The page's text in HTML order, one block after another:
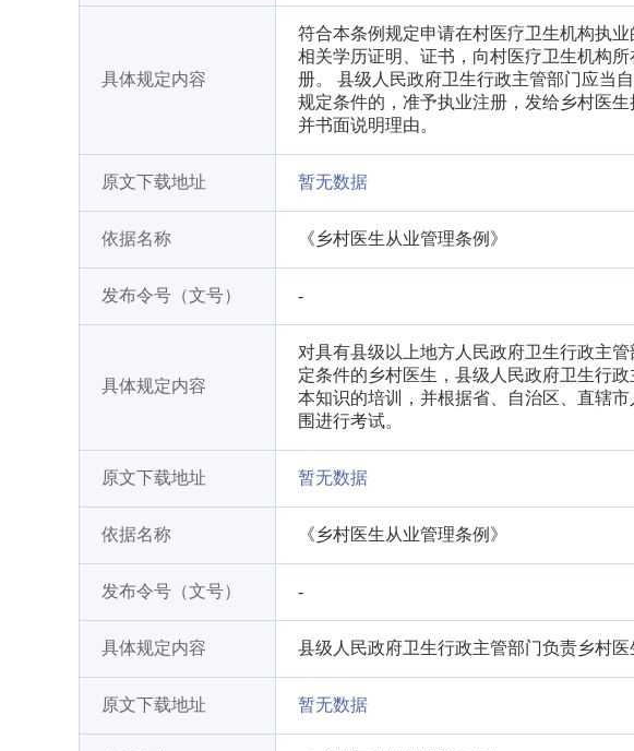
具体规定内容
符合本条例规定申请在村医疗卫生机构执
相关学历证明、证书，向村医疗卫生机构
册。 县级人民政府卫生行政主管部门应当
规定条件的，准予执业注册，发给乡村医
并书面说明理由。
原文下载地址 暂无数据
依据名称 《乡村医生从业管理条例》
发布令号（文号） -
具体规定内容
对具有县级以上地方人民政府卫生行政主
定条件的乡村医生，县级人民政府卫生行
本知识的培训，并根据省、自治区、直辖
围进行考试。
原文下载地址 暂无数据
依据名称 《乡村医生从业管理条例》
发布令号（文号） -
具体规定内容 县级人民政府卫生行政主管部门负责乡村医
原文下载地址 暂无数据